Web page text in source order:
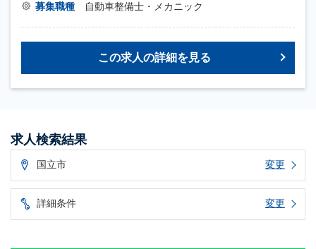
募集職種
自動車整備士・メカニック
この求人の詳細を見る
求人検索結果
国立市 変更
詳細条件 変更